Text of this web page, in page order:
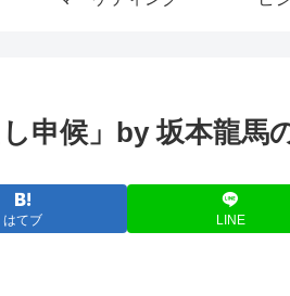
申候」by 坂本龍馬
はてブ LINE